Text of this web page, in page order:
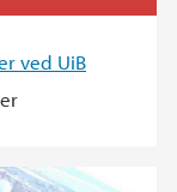
ved UiB